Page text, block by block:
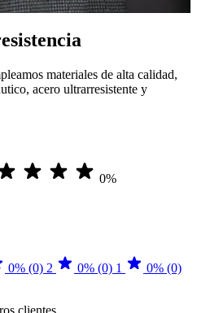
materiales de alta calidad,
acero ultrarresistente y
0%
0% (0) 2 0% (0) 1
0% (0)
clientes